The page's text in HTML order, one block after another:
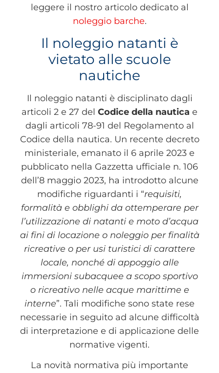
leggere il nostro articolo dedicato al
noleggio barche.
Il noleggio natanti è
vietato alle scuole
nautiche
Il noleggio natanti è disciplinato dagli
articoli 2 e 27 del Codice della nautica e
dagli articoli 78-91 del Regolamento al
Codice della nautica. Un recente decreto
ministeriale, emanato il 6 aprile 2023 e
pubblicato nella Gazzetta ufficiale n. 106
dell’8 maggio 2023, ha introdotto alcune
modifiche riguardanti i “requisiti,
formalità e obblighi da ottemperare per
l’utilizzazione di natanti e moto d’acqua
ai fini di locazione o noleggio per finalità
ricreative o per usi turistici di carattere
locale, nonché di appoggio alle
immersioni subacquee a scopo sportivo
o ricreativo nelle acque marittime e
interne”. Tali modifiche sono state rese
necessarie in seguito ad alcune difficoltà
di interpretazione e di applicazione delle
normative vigenti.
La novità normativa più importante